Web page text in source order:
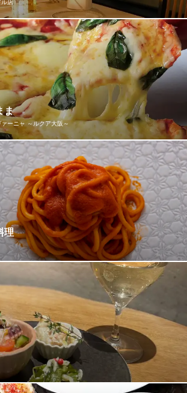
ル店
インが選べるプリフィックスディナーコース
＆生パスタ、国産牛フィレ肉ステーキ！大人
いただけます♪ 『パパミラノ 阪急グランド
カップル様・女子会・大切な接待などに最
ております！
グランドビル店
リアン
線梅田駅6番出口 徒歩1分
町8-47 阪急グランドビル27F
ま
ーニャ ～ルクア大阪～
ら滑らかなデザートまで出来たてにこだわ
上で仕上げを行います。
ラン ラヴァーニャ ～ルクア大阪～
分
3-1-3 ルクア10F
理
んだシェフが日本の文化・素材をリスペクト
とハーブを取り入れながらもイタリア料理
シンプルに美味しい料理を提供します。素材
がら様々な組み合わせのイタリア料理をお愉
線西梅田駅 徒歩2分